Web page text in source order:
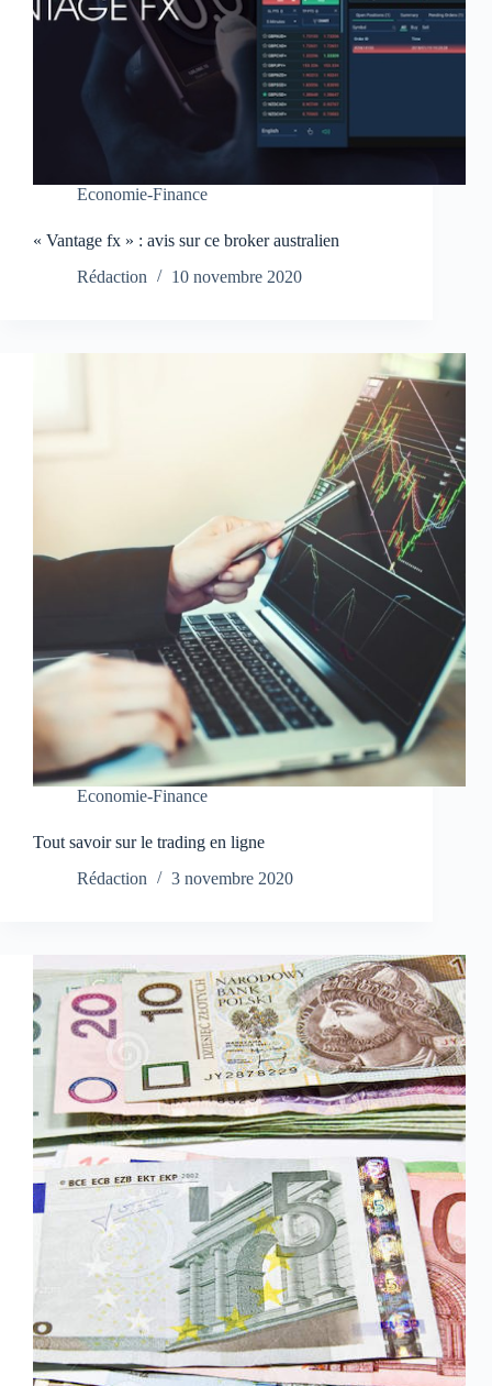
Economie-Finance
« Vantage fx » : avis sur ce broker australien
Rédaction
10 novembre 2020
Economie-Finance
Tout savoir sur le trading en ligne
Rédaction
3 novembre 2020